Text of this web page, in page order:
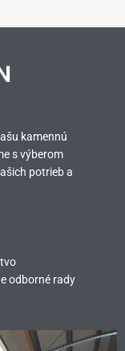
kamennú
s výberom
potrieb a
odborné rady